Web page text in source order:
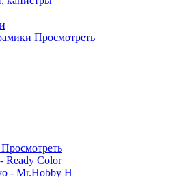
Просмотреть
Просмотреть
Ready Color
- Mr.Hobby H